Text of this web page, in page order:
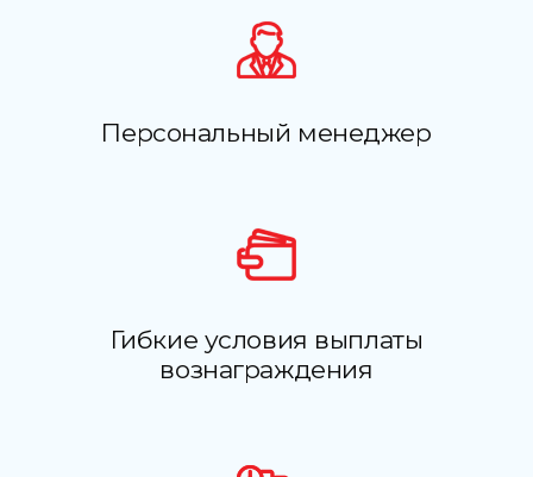
Персональный менеджер
Гибкие условия выплаты
вознаграждения